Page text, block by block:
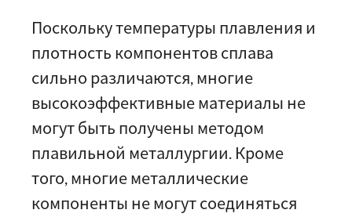
Поскольку температуры плавления и
плотность компонентов сплава
сильно различаются, многие
высокоэффективные материалы не
могут быть получены методом
плавильной металлургии. Кроме
того, многие металлические
компоненты не могут соединяться